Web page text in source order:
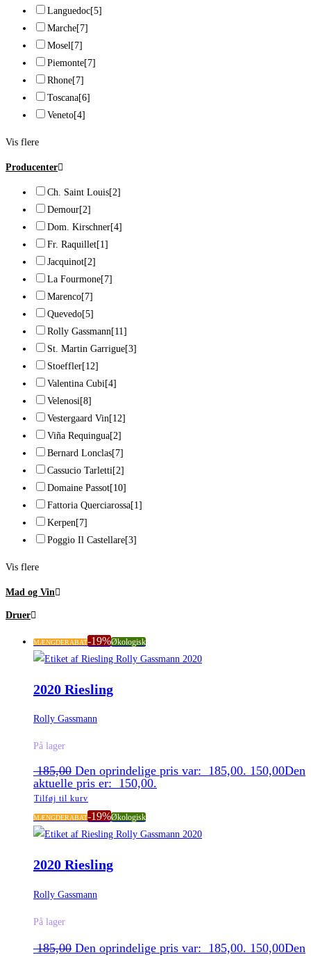
Languedoc[5]
Marche[7]
Mosel[7]
Piemonte[7]
Rhone[7]
Toscana[6]
Veneto[4]
Vis flere
Producenter
Ch. Saint Louis[2]
Demour[2]
Dom. Kirschner[4]
Fr. Raquillet[1]
Jacquinot[2]
La Fourmone[7]
Marenco[7]
Quevedo[5]
Rolly Gassmann[11]
St. Martin Garrigue[3]
Stoeffler[12]
Valentina Cubi[4]
Velenosi[8]
Vestergaard Vin[12]
Viña Requingua[2]
Bernard Lonclas[7]
Cassucio Tarletti[2]
Domaine Passot[10]
Fattoria Querciarossa[1]
Kerpen[7]
Poggio Il Castellare[3]
Vis flere
Mad og Vin
Druer
MÆNGDERABAT-19%Økologisk
2020 Riesling
Rolly Gassmann
På lager
185,00 Den oprindelige pris var: 185,00. 150,00Den
aktuelle pris er: 150,00.
Tilføj til kurv
MÆNGDERABAT-19%Økologisk
2020 Riesling
Rolly Gassmann
På lager
185,00 Den oprindelige pris var: 185,00. 150,00Den